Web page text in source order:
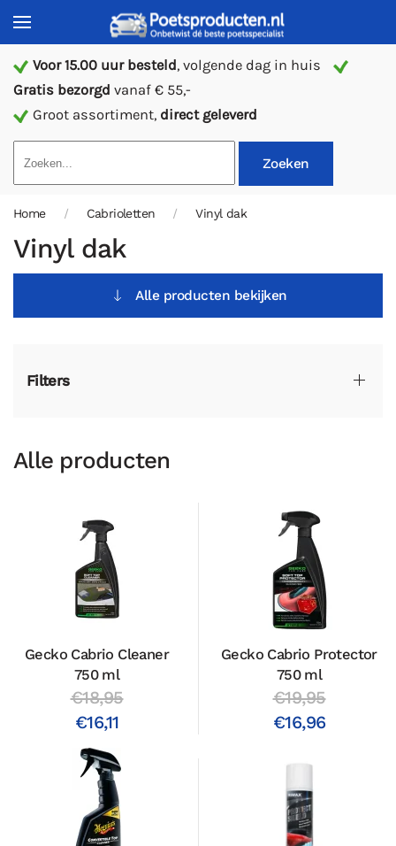
Voor 15.00 uur besteld, volgende dag in huis
Gratis bezorgd vanaf € 55,-
Groot assortiment, direct geleverd
Zoeken
Home Cabrioletten Vinyl dak
Vinyl dak
Alle producten bekijken
Alle producten
Gecko Cabrio Cleaner
750 ml
€18,95
€16,11
Gecko Cabrio Protector
750 ml
€19,95
€16,96
Filters